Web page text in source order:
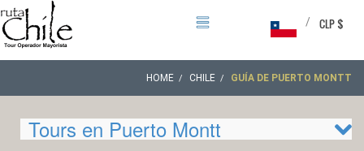
CLP $
/
HOME CHILE GUÍA DE PUERTO MONTT
Tours en Puerto Montt